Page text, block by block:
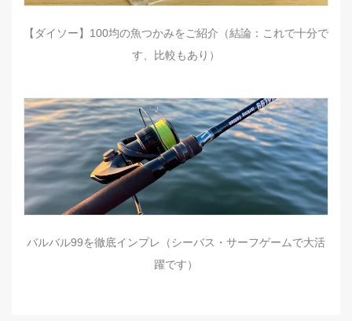
【ダイソー】100均の魚つかみをご紹介（結論：これで十分で
す、比較もあり）
バルバル99を徹底インプレ（シーバス・サーフゲームで大活
躍です）